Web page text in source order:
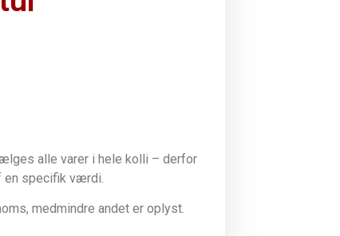
alle varer i hele kolli – derfor
en specifik værdi.
medmindre andet er oplyst.